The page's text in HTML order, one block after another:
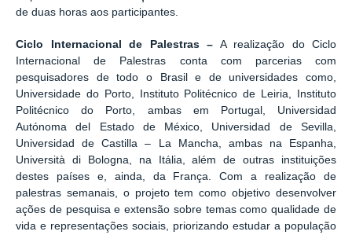
de duas horas aos participantes.
Ciclo Internacional de Palestras – A realização do Ciclo
Internacional de Palestras conta com parcerias com
pesquisadores de todo o Brasil e de universidades como,
Universidade do Porto, Instituto Politécnico de Leiria, Instituto
Politécnico do Porto, ambas em Portugal, Universidad
Autónoma del Estado de México, Universidad de Sevilla,
Universidad de Castilla – La Mancha, ambas na Espanha,
Università di Bologna, na Itália, além de outras instituições
destes países e, ainda, da França. Com a realização de
palestras semanais, o projeto tem como objetivo desenvolver
ações de pesquisa e extensão sobre temas como qualidade de
vida e representações sociais, priorizando estudar a população